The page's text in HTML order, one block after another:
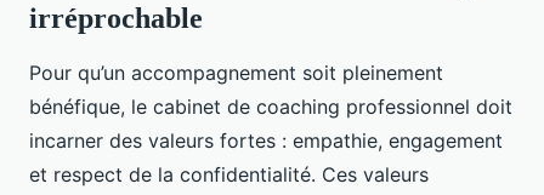
irréprochable
Pour qu’un accompagnement soit pleinement
bénéfique, le cabinet de coaching professionnel doit
incarner des valeurs fortes : empathie, engagement
et respect de la confidentialité. Ces valeurs